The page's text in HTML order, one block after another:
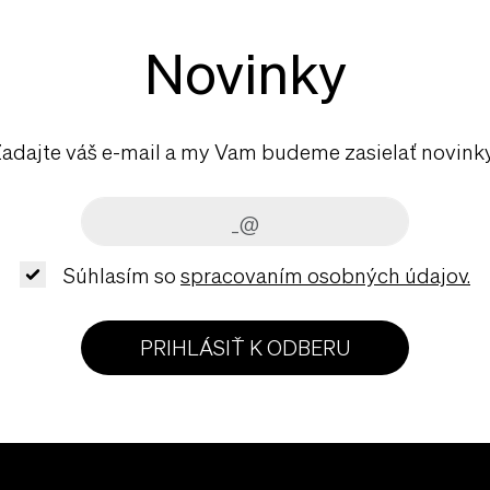
Novinky
váš e-mail a my Vam budeme zasielať
Súhlasím so spracovaním osobných údajov.
PRIHLÁSIŤ K ODBERU